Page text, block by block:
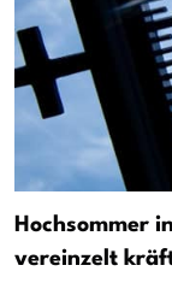
Hochsommer
vereinzelt